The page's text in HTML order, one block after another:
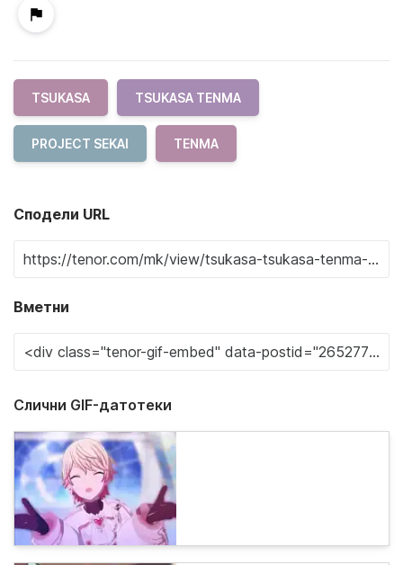
TSUKASA TSUKASA TENMA
PROJECT SEKAI TENMA
Сподели URL
Вметни
Слични GIF-датотеки